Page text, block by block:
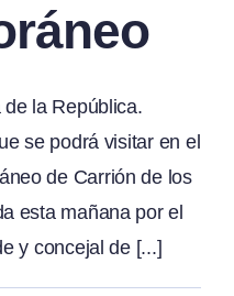
la República.
se podrá visitar en el
de Carrión de los
esta mañana por el
y concejal de [...]